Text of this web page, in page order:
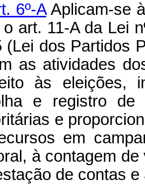
6º-AAplicam-se
art. 11-A da Lei
(Lei dos Partidos
as atividades
às eleições,
e registro de
e
em
à contagem
de contas